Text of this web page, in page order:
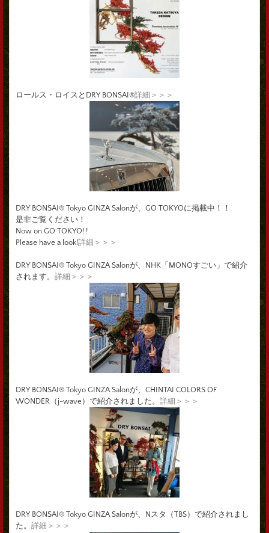
ロールス・ロイスとDRY BONSAI®詳細＞＞＞
DRY BONSAI® Tokyo GINZA Salonが、GO TOKYOに掲載中！！
是非ご覧ください！
Now on GO TOKYO! !
Please have a look!詳細＞＞＞
DRY BONSAI® Tokyo GINZA Salonが、NHK「MONOすごい」で紹介
されます。 詳細＞＞＞
DRY BONSAI® Tokyo GINZA Salonが、CHINTAI COLORS OF
WONDER（j-wave）で紹介されました。 詳細＞＞＞
DRY BONSAI® Tokyo GINZA Salonが、Nスタ（TBS）で紹介されまし
た。 詳細＞＞＞